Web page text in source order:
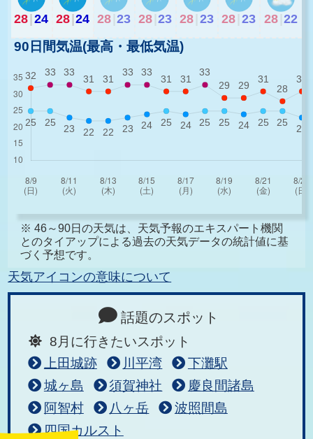
28|24 28|24 28 23 28 23 28 23 28 23 28 22
90日間気温(最高・最低気温)
※ 46～90日の天気は、天気予報のエキスパート機関
とのタイアップによる過去の天気データの統計値に基
づく予想です。
天気アイコンの意味について
話題のスポット
8月に行きたいスポット
上田城跡
川平湾
下灘駅
城ヶ島
須賀神社
慶良間諸島
阿智村
八ヶ岳
波照間島
四国カルスト